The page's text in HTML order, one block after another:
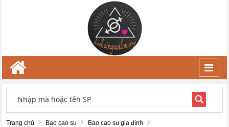
TÌM KIẾM
Trang chủ Bao cao su Bao cao su gia đình